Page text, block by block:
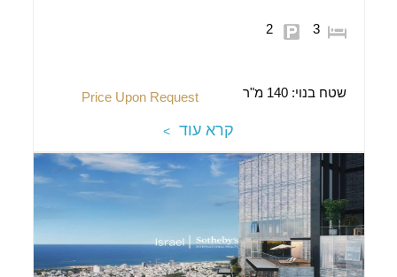
3
2
שטח בנוי:140 מ"ר Price Upon Request
קרא עוד